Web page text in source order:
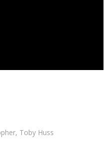
Toby Huss